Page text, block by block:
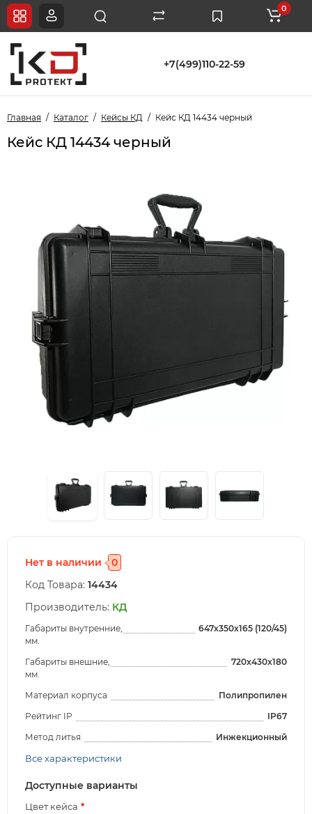
+7(499)110-22-59
0
Главная Каталог Кейсы КД Кейс КД 14434 черный
Кейс КД 14434 черный
Нет в наличии
0
Код Товара: 14434
Производитель: КД
Габариты внутренние,
мм.
647x350x165 (120/45)
Габариты внешние,
мм.
720x430x180
Материал корпуса
Полипропилен
Рейтинг IP
IP67
Метод литья
Инжекционный
Все характеристики
Доступные варианты
Цвет кейса